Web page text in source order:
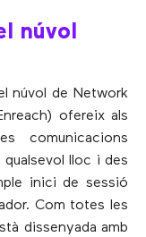
núvol
núvol de Network
ofereix als
comunicacions
lloc i des
inici de sessió
Com totes les
dissenyada amb